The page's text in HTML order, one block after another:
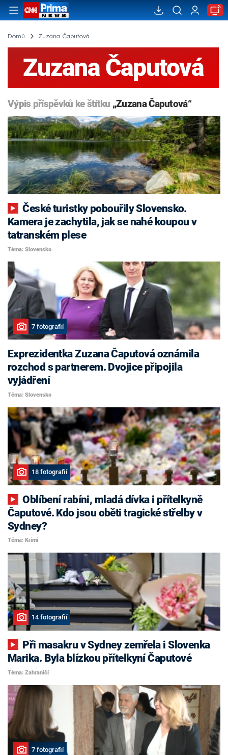
Domů Zuzana Čaputová
Zuzana Čaputová
Výpis příspěvků ke štítku „Zuzana Čaputová“
České turistky pobouřily Slovensko.
Kamera je zachytila, jak se nahé koupou v
tatranském plese
Téma: Slovensko
7 fotografií
Exprezidentka Zuzana Čaputová oznámila
rozchod s partnerem. Dvojice připojila
vyjádření
Téma: Slovensko
18 fotografií
Oblíbení rabíni, mladá dívka i přítelkyně
Čaputové. Kdo jsou oběti tragické střelby v
Sydney?
Téma: Krimi
14 fotografií
Marika. Byla blízkou přítelkyní Čaputové
Téma: Zahraničí
7 fotografií